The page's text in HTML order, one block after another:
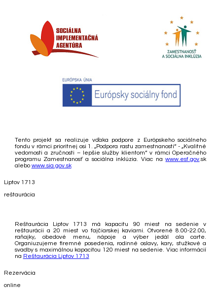
Tento projekt sa realizuje vďaka podpore z Európskeho sociálneho
fondu v rámci prioritnej osi 1. „Podpora rastu zamestnanosti“ - „Kvalitné
vedomosti a zručnosti – lepšie služby klientom“ v rámci Operačného
programu Zamestnanosť a sociálna inklúzia. Viac nawww.esf.gov.sk
alebo www.sia.gov.sk
Liptov 1713
reštaurácia
Reštaurácia Liptov 1713 má kapacitu 90 miest na sedenie v
reštaurácii a 20 miest vo fajčiarskej kaviarni. Otvorené 8.00-22.00,
raňajky, obedové menu, nápoje a výber jedál ala carte.
Organiuzujeme firemné posedenia, rodinné oslavy, kary, stužkové a
svadby s maximálnou kapacitou 120 miest na sedenie. Viac informácií
na Reštaurácia Liptov 1713
Rezervácia
online